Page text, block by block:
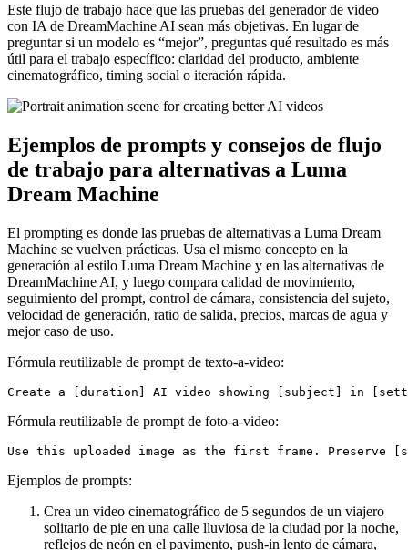
Este flujo de trabajo hace que las pruebas del generador de video
con IA de DreamMachine AI sean más objetivas. En lugar de
preguntar si un modelo es “mejor”, preguntas qué resultado es más
útil para el trabajo específico: claridad del producto, ambiente
cinematográfico, timing social o iteración rápida.
Ejemplos de prompts y consejos de flujo
de trabajo para alternativas a Luma
Dream Machine
El prompting es donde las pruebas de alternativas a Luma Dream
Machine se vuelven prácticas. Usa el mismo concepto en la
generación al estilo Luma Dream Machine y en las alternativas de
DreamMachine AI, y luego compara calidad de movimiento,
seguimiento del prompt, control de cámara, consistencia del sujeto,
velocidad de generación, ratio de salida, precios, marcas de agua y
mejor caso de uso.
Fórmula reutilizable de prompt de texto-a-video:
Fórmula reutilizable de prompt de foto-a-video:
Ejemplos de prompts:
Crea un video cinematográfico de 5 segundos de un viajero
solitario de pie en una calle lluviosa de la ciudad por la noche,
reflejos de neón en el pavimento, push-in lento de cámara,